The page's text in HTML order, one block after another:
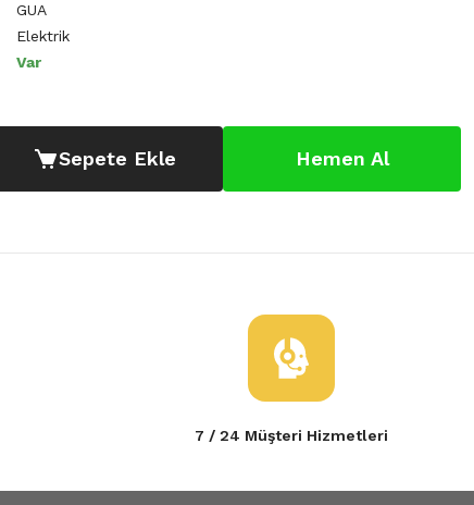
GUA
Elektrik
Var
Sepete Ekle Hemen Al
7 / 24 Müşteri Hizmetleri